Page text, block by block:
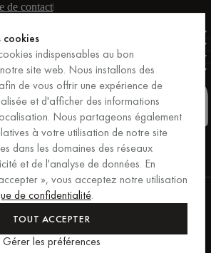
de contact
9 h à 17 h (CET)
InstagramLinkedinPinterest
Achats sécurisés par Trusted Shops.
Protection des achats jusqu'à 20 000 €.
For those who care.
cookies
indispensables au bon
site web. Nous installons des
de vous offrir une expérience de
et d'afficher des informations
Nous partageons également
à votre utilisation de notre site
dans les domaines des réseaux
et de l'analyse de données. En
», vous acceptez notre utilisation
de confidentialité.
TOUT ACCEPTER
Gérer les préférences